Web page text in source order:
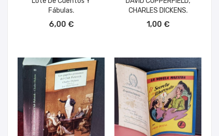
Fábulas.
6,00 €
CHARLES DICKENS.
1,00 €